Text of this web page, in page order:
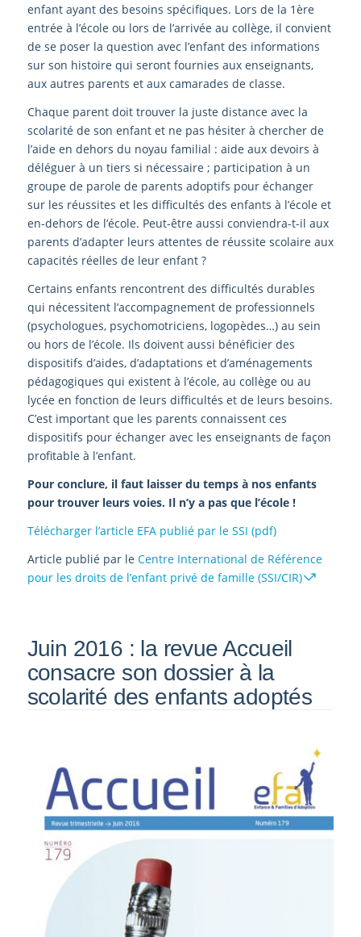
enfant ayant des besoins spécifiques. Lors de la 1ère
entrée à l’école ou lors de l’arrivée au collège, il convient
de se poser la question avec l’enfant des informations
sur son histoire qui seront fournies aux enseignants,
aux autres parents et aux camarades de classe.
Chaque parent doit trouver la juste distance avec la
scolarité de son enfant et ne pas hésiter à chercher de
l’aide en dehors du noyau familial : aide aux devoirs à
déléguer à un tiers si nécessaire ; participation à un
groupe de parole de parents adoptifs pour échanger
sur les réussites et les difficultés des enfants à l’école et
en-dehors de l’école. Peut-être aussi conviendra-t-il aux
parents d’adapter leurs attentes de réussite scolaire aux
capacités réelles de leur enfant ?
Certains enfants rencontrent des difficultés durables
qui nécessitent l’accompagnement de professionnels
(psychologues, psychomotriciens, logopèdes…) au sein
ou hors de l’école. Ils doivent aussi bénéficier des
dispositifs d’aides, d’adaptations et d’aménagements
pédagogiques qui existent à l’école, au collège ou au
lycée en fonction de leurs difficultés et de leurs besoins.
C’est important que les parents connaissent ces
dispositifs pour échanger avec les enseignants de façon
profitable à l’enfant.
Pour conclure, il faut laisser du temps à nos enfants
pour trouver leurs voies. Il n’y a pas que l’école !
Télécharger l’article EFA publié par le SSI (pdf)
Article publié par le Centre International de Référence
pour les droits de l’enfant privé de famille (SSI/CIR)
Juin 2016 : la revue Accueil
consacre son dossier à la
scolarité des enfants adoptés